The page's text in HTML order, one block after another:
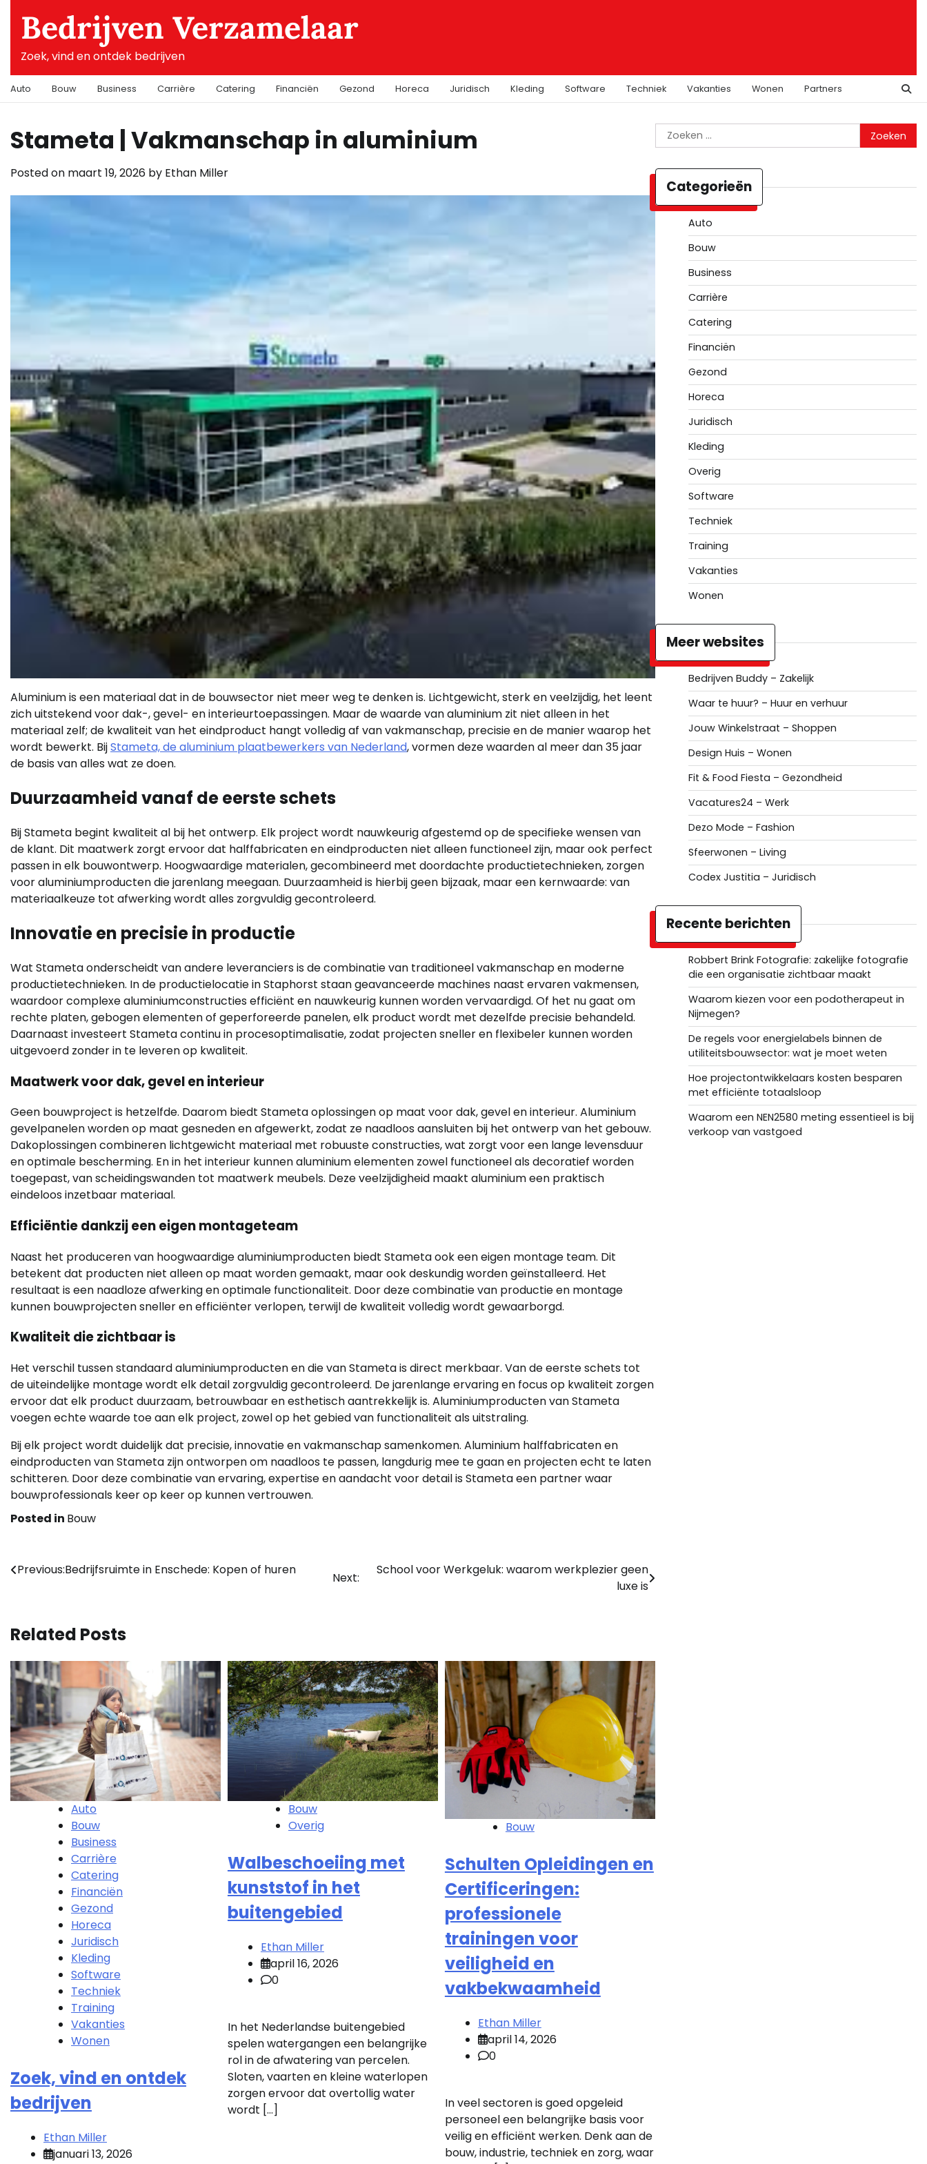
contentBedrijven Verzamelaar
Zoek, vind en ontdek bedrijven
Auto Bouw Business Carrière Catering Financiën Gezond Horeca Juridisch Kleding Software Techniek Vakanties Wonen Partners
Stameta | Vakmanschap in aluminium
Posted on maart 19, 2026 by Ethan Miller
Aluminium is een materiaal dat in de bouwsector niet meer weg te denken is. Lichtgewicht, sterk en veelzijdig, het leent
zich uitstekend voor dak-, gevel- en interieurtoepassingen. Maar de waarde van aluminium zit niet alleen in het
materiaal zelf; de kwaliteit van het eindproduct hangt volledig af van vakmanschap, precisie en de manier waarop het
wordt bewerkt. BijStameta, de aluminium plaatbewerkers van Nederland, vormen deze waarden al meer dan 35 jaar
de basis van alles wat ze doen.
Duurzaamheid vanaf de eerste schets
Bij Stameta begint kwaliteit al bij het ontwerp. Elk project wordt nauwkeurig afgestemd op de specifieke wensen van
de klant. Dit maatwerk zorgt ervoor dat halffabricaten en eindproducten niet alleen functioneel zijn, maar ook perfect
passen in elk bouwontwerp. Hoogwaardige materialen, gecombineerd met doordachte productietechnieken, zorgen
voor aluminiumproducten die jarenlang meegaan. Duurzaamheid is hierbij geen bijzaak, maar een kernwaarde: van
materiaalkeuze tot afwerking wordt alles zorgvuldig gecontroleerd.
Innovatie en precisie in productie
Wat Stameta onderscheidt van andere leveranciers is de combinatie van traditioneel vakmanschap en moderne
productietechnieken. In de productielocatie in Staphorst staan geavanceerde machines naast ervaren vakmensen,
waardoor complexe aluminiumconstructies efficiënt en nauwkeurig kunnen worden vervaardigd. Of het nu gaat om
rechte platen, gebogen elementen of geperforeerde panelen, elk product wordt met dezelfde precisie behandeld.
Daarnaast investeert Stameta continu in procesoptimalisatie, zodat projecten sneller en flexibeler kunnen worden
uitgevoerd zonder in te leveren op kwaliteit.
Maatwerk voor dak, gevel en interieur
Geen bouwproject is hetzelfde. Daarom biedt Stameta oplossingen op maat voor dak, gevel en interieur. Aluminium
gevelpanelen worden op maat gesneden en afgewerkt, zodat ze naadloos aansluiten bij het ontwerp van het gebouw.
Dakoplossingen combineren lichtgewicht materiaal met robuuste constructies, wat zorgt voor een lange levensduur
en optimale bescherming. En in het interieur kunnen aluminium elementen zowel functioneel als decoratief worden
toegepast, van scheidingswanden tot maatwerk meubels. Deze veelzijdigheid maakt aluminium een praktisch
eindeloos inzetbaar materiaal.
Efficiëntie dankzij een eigen montageteam
Naast het produceren van hoogwaardige aluminiumproducten biedt Stameta ook een eigen montage team. Dit
betekent dat producten niet alleen op maat worden gemaakt, maar ook deskundig worden geïnstalleerd. Het
resultaat is een naadloze afwerking en optimale functionaliteit. Door deze combinatie van productie en montage
kunnen bouwprojecten sneller en efficiënter verlopen, terwijl de kwaliteit volledig wordt gewaarborgd.
Kwaliteit die zichtbaar is
Het verschil tussen standaard aluminiumproducten en die van Stameta is direct merkbaar. Van de eerste schets tot
de uiteindelijke montage wordt elk detail zorgvuldig gecontroleerd. De jarenlange ervaring en focus op kwaliteit zorgen
ervoor dat elk product duurzaam, betrouwbaar en esthetisch aantrekkelijk is. Aluminiumproducten van Stameta
voegen echte waarde toe aan elk project, zowel op het gebied van functionaliteit als uitstraling.
Bij elk project wordt duidelijk dat precisie, innovatie en vakmanschap samenkomen. Aluminium halffabricaten en
eindproducten van Stameta zijn ontworpen om naadloos te passen, langdurig mee te gaan en projecten echt te laten
schitteren. Door deze combinatie van ervaring, expertise en aandacht voor detail is Stameta een partner waar
bouwprofessionals keer op keer op kunnen vertrouwen.
Posted in Bouw
Bericht
Previous:Bedrijfsruimte in Enschede: Kopen of huren
Next:
School voor Werkgeluk: waarom werkplezier geen
luxe is
Related Posts
Auto
Bouw
Business
Carrière
Catering
Financiën
Gezond
Horeca
Juridisch
Kleding
Software
Techniek
Training
Vakanties
Wonen
Zoek, vind en ontdek
bedrijven
Ethan Miller
januari 13, 2026
Bouw
Overig
Walbeschoeiing met
kunststof in het
buitengebied
Ethan Miller
april 16, 2026
0
In het Nederlandse buitengebied
spelen watergangen een belangrijke
rol in de afwatering van percelen.
Sloten, vaarten en kleine waterlopen
zorgen ervoor dat overtollig water
wordt […]
Bouw
Schulten Opleidingen en
Certificeringen:
professionele
trainingen voor
veiligheid en
vakbekwaamheid
Ethan Miller
april 14, 2026
0
In veel sectoren is goed opgeleid
personeel een belangrijke basis voor
veilig en efficiënt werken. Denk aan de
bouw, industrie, techniek en zorg, waar
Zoeken
naar:
Categorieën
Auto
Bouw
Business
Carrière
Catering
Financiën
Gezond
Horeca
Juridisch
Kleding
Overig
Software
Techniek
Training
Vakanties
Wonen
Meer websites
Bedrijven Buddy – Zakelijk
Waar te huur? – Huur en verhuur
Jouw Winkelstraat – Shoppen
Design Huis – Wonen
Fit & Food Fiesta – Gezondheid
Vacatures24 – Werk
Dezo Mode – Fashion
Sfeerwonen – Living
Codex Justitia – Juridisch
Recente berichten
Robbert Brink Fotografie: zakelijke fotografie
die een organisatie zichtbaar maakt
Waarom kiezen voor een podotherapeut in
Nijmegen?
De regels voor energielabels binnen de
utiliteitsbouwsector: wat je moet weten
Hoe projectontwikkelaars kosten besparen
met efficiënte totaalsloop
Waarom een NEN2580 meting essentieel is bij
verkoop van vastgoed